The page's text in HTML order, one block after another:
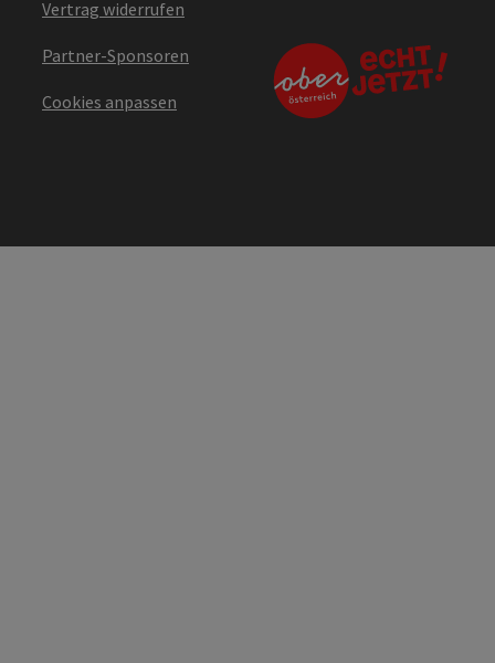
Vertrag widerrufen
Partner-Sponsoren
Cookies anpassen